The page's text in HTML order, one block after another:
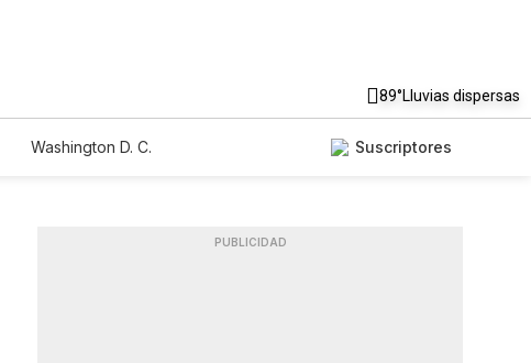
89°Lluvias dispersas
Washington D. C.
Suscriptores
PUBLICIDAD